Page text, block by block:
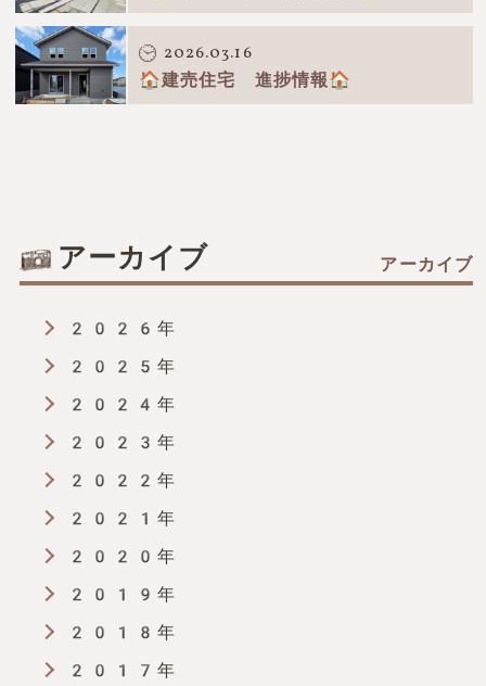
2026.03.16
🏠建売住宅 進捗情報🏠
アーカイブ
2026年
2025年
2024年
2023年
2022年
2021年
2020年
2019年
2018年
2017年